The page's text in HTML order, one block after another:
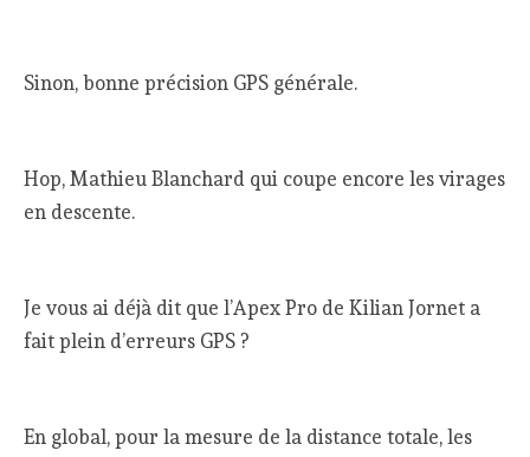
Sinon, bonne précision GPS générale.
Hop, Mathieu Blanchard qui coupe encore les virages
en descente.
Je vous ai déjà dit que l’Apex Pro de Kilian Jornet a
fait plein d’erreurs GPS ?
En global, pour la mesure de la distance totale, les